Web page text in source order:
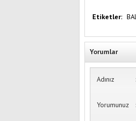
Etiketler:
Yorumlar
Adınız
Yorumunuz